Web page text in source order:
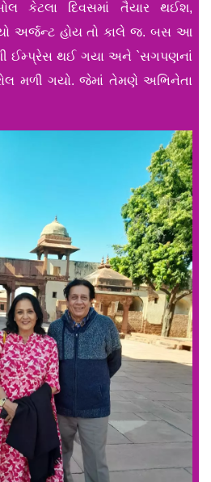
કેટલા દિવસમાં તૈયાર થઈશ,
અર્જન્ટ હોય તો કાલે જ. બસ આ
ઈમ્પ્રેસ થઈ ગયા અને `સગપણનાં
મળી ગયો. જેમાં તેમણે અભિનેતા